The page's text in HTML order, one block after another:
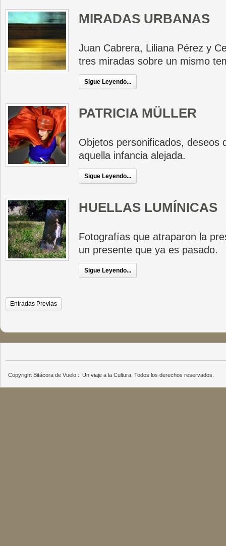
MIRADAS URBANAS
Juan Cabrera, Liliana Pérez y
tres miradas sobre un mismo
Sigue Leyendo...
PATRICIA MÜLLER
Objetos personificados, deseos
aquella infancia alejada.
Sigue Leyendo...
HUELLAS LUMÍNICAS
Fotografías que atraparon la
un presente que ya es pasado.
Sigue Leyendo...
Entradas Previas
Copyright Bitácora de Vuelo :: Un viaje a la Cultura. Todos los derechos reservados.